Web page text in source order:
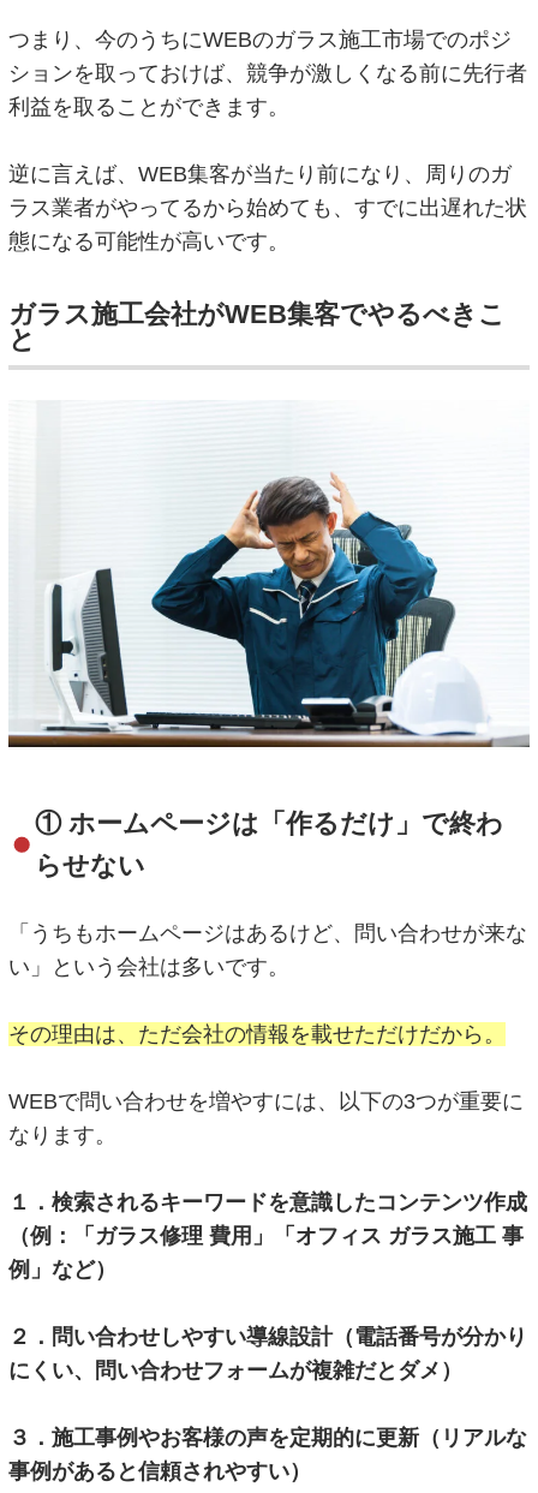
つまり、今のうちにWEBのガラス施工市場でのポジ
ションを取っておけば、競争が激しくなる前に先行者
利益を取ることができます。
逆に言えば、WEB集客が当たり前になり、周りのガ
ラス業者がやってるから始めても、すでに出遅れた状
態になる可能性が高いです。
ガラス施工会社がWEB集客でやるべきこ
と
① ホームページは「作るだけ」で終わ
らせない
「うちもホームページはあるけど、問い合わせが来な
い」という会社は多いです。
その理由は、ただ会社の情報を載せただけだから。
WEBで問い合わせを増やすには、以下の3つが重要に
なります。
１．検索されるキーワードを意識したコンテンツ作成
（例：「ガラス修理 費用」「オフィス ガラス施工 事
例」など）
２．問い合わせしやすい導線設計（電話番号が分かり
にくい、問い合わせフォームが複雑だとダメ）
３．施工事例やお客様の声を定期的に更新（リアルな
事例があると信頼されやすい）